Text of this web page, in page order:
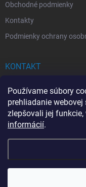
Používame súbory
prehliadanie
zlepšovali jej
informácií.
Obchodné podmienky
Kontakty
Podmienky ochrany
KONTAKT
info@
Copyright 2026